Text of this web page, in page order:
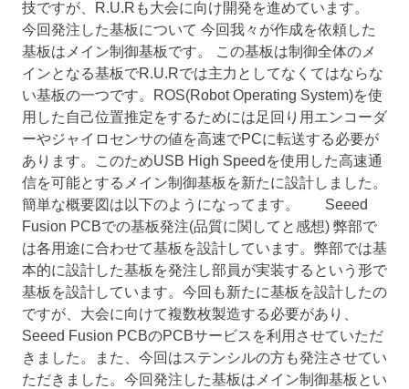
技ですが、R.U.Rも大会に向け開発を進めています。
今回発注した基板について 今回我々が作成を依頼した
基板はメイン制御基板です。 この基板は制御全体のメ
インとなる基板でR.U.Rでは主力としてなくてはならな
い基板の一つです。ROS(Robot Operating System)を使
用した自己位置推定をするためには足回り用エンコーダ
ーやジャイロセンサの値を高速でPCに転送する必要が
あります。このためUSB High Speedを使用した高速通
信を可能とするメイン制御基板を新たに設計しました。
簡単な概要図は以下のようになってます。 Seeed
Fusion PCBでの基板発注(品質に関してと感想) 弊部で
は各用途に合わせて基板を設計しています。弊部では基
本的に設計した基板を発注し部員が実装するという形で
基板を設計しています。今回も新たに基板を設計したの
ですが、大会に向けて複数枚製造する必要があり、
Seeed Fusion PCBのPCBサービスを利用させていただ
きました。また、今回はステンシルの方も発注させてい
ただきました。今回発注した基板はメイン制御基板とい